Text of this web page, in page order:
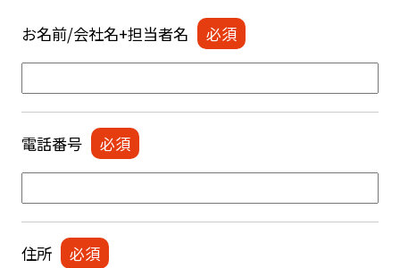
お名前/会社名+担当者名
電話番号
住所